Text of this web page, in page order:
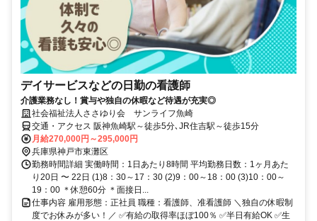
デイサービスなどの日勤の看護師
介護業務なし！賞与や独自の休暇など待遇が充実◎
社会福祉法人ささゆり会 サンライフ魚崎
交通・アクセス 阪神魚崎駅～徒歩5分､JR住吉駅～徒歩15分
月給270,000円～295,000円
兵庫県神戸市東灘区
勤務時間詳細 実働時間：1日あたり8時間 平均勤務日数：1ヶ月あた
り20日 〜 22日 (1)8：30～17：30 (2)9：00～18：00 (3)10：00～
19：00 ＊休憩60分 ＊面接日...
仕事内容 雇用形態：正社員 職種：看護師、准看護師 ＼独自の休暇制
度でお休みが多い！／ ✅有給の取得率ほぼ100％ ✅半日有給OK ✅生